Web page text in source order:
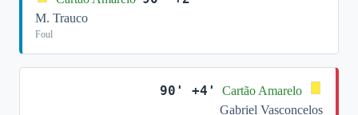
M. Trauco
Foul
90' +4'
Cartão Amarelo
Gabriel Vasconcelos